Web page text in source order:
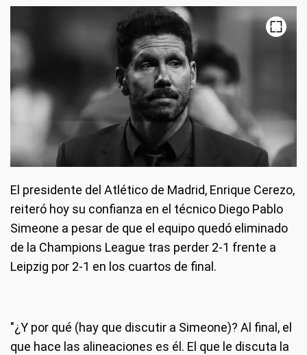
El presidente del Atlético de Madrid, Enrique Cerezo,
reiteró hoy su confianza en el técnico Diego Pablo
Simeone a pesar de que el equipo quedó eliminado
de la Champions League tras perder 2-1 frente a
Leipzig por 2-1 en los cuartos de final.
"¿Y por qué (hay que discutir a Simeone)? Al final, el
que hace las alineaciones es él. El que le discuta la